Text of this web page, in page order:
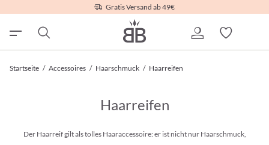
Gratis Versand ab 49€
Startseite / Accessoires / Haarschmuck / Haarreifen
Haarreifen
Der Haarreif gilt als tolles Haaraccessoire: er ist nicht nur Haarschmuck,